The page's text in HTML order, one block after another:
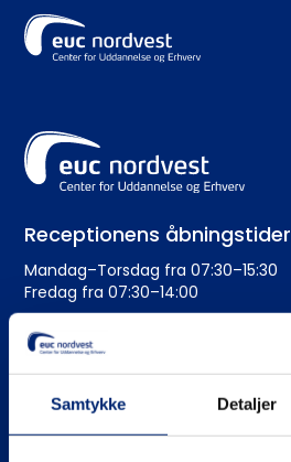
Samtykke Detaljer
Receptionens åbningstider
Mandag–Torsdag fra 07:30–15:30
Fredag fra 07:30–14:00
Administration
euc@eucnordvest.dk